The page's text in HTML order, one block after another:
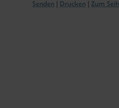
Senden Drucken Zum